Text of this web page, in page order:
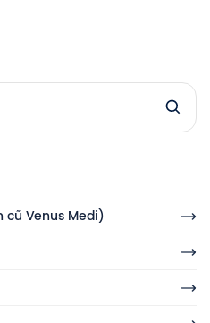
cũ Venus Medi)